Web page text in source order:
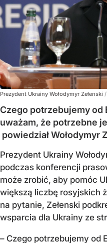
Prezydent Ukrainy Wołodymyr Zełenski
Czego potrzebujemy od
uważam, że potrzebne
powiedział Wołodymyr
Prezydent Ukrainy
podczas konferencji
może zrobić, aby pomóc
większą liczbę rosyjskich
na pytanie, Zełenski
wsparcia dla Ukrainy ze
– Czego potrzebujemy od